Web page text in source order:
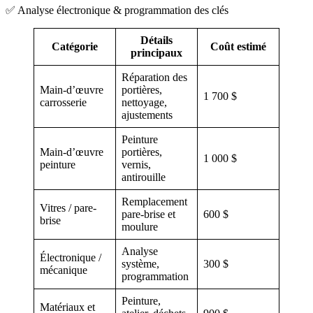
✅ Analyse électronique & programmation des clés
Catégorie
Détails
principaux
Coût estimé
Main-d’œuvre
carrosserie
Réparation des
portières,
nettoyage,
ajustements
1 700 $
Main-d’œuvre
peinture
Peinture
portières,
vernis,
antirouille
1 000 $
Vitres / pare-
brise
Remplacement
pare-brise et
moulure
600 $
Électronique /
mécanique
Analyse
système,
programmation
300 $
Matériaux et
Peinture,